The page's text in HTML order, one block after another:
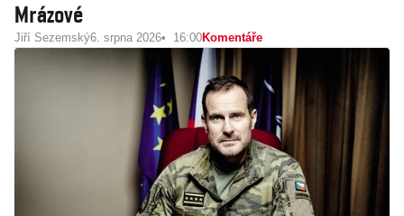
Mrázové
Jiří Sezemský6. srpna 2026 16:00Komentáře